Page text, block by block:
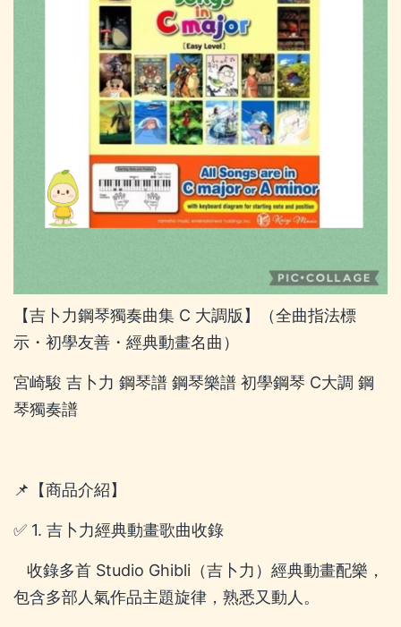
【吉卜力鋼琴獨奏曲集 C 大調版】（全曲指法標
示・初學友善・經典動畫名曲）
宮崎駿 吉卜力 鋼琴譜 鋼琴樂譜 初學鋼琴 C大調 鋼
琴獨奏譜
📌【商品介紹】
✅ 1. 吉卜力經典動畫歌曲收錄
收錄多首 Studio Ghibli（吉卜力）經典動畫配樂，
包含多部人氣作品主題旋律，熟悉又動人。